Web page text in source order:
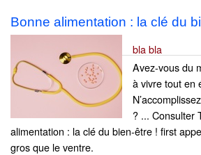
Bonne alimentation : la clé du
bla bla
Avez-vous du
à vivre tout en
? ... Consulter
alimentation : la clé du bien-être ! first
gros que le ventre.